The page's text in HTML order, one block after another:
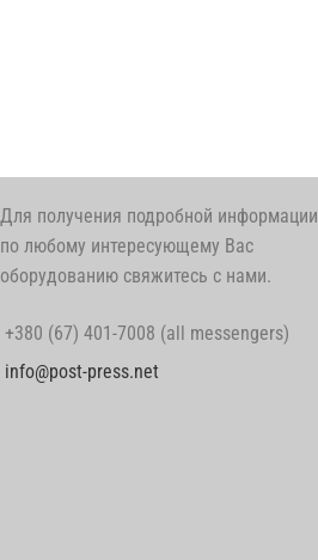
Для получения подробной информации
по любому интересующему Вас
оборудованию свяжитесь с нами.
+380 (67) 401-7008 (all messengers)
info@post-press.net